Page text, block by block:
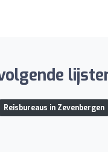
Reisbureaus in Zevenbergen